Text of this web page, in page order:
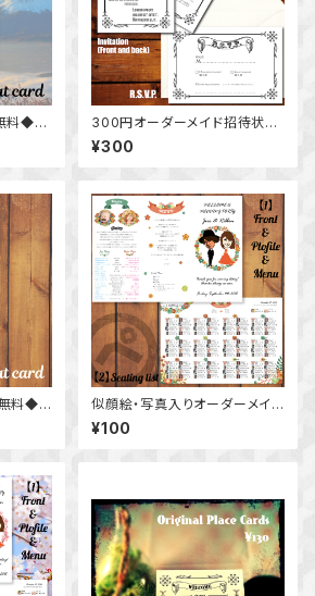
料◆ウ
300円オーダーメイド招待状セ
ット 4点 ビンテージデザイン★
送料無料◆シーリングワックス
風シール
¥300
無料◆ウ
似顔絵・写真入りオーダーメイド
席次表【三つ折り/ボタニカル】ウ
ェディング 結婚式 リゾート 花★
送料無料
¥100